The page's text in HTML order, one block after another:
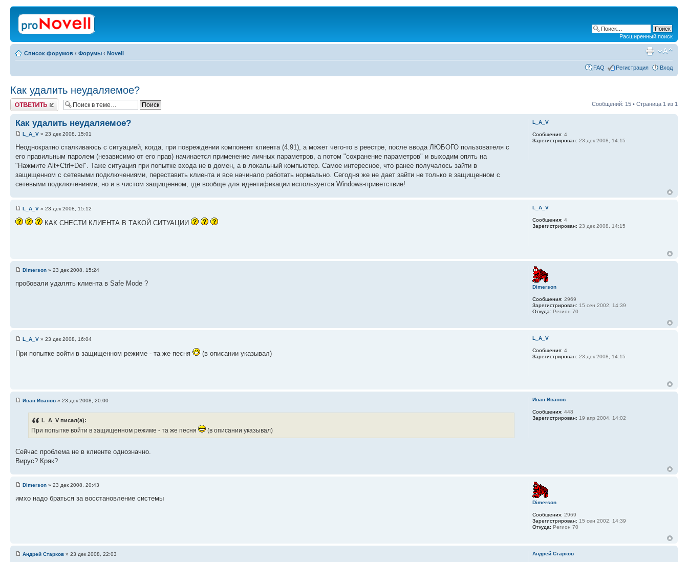
Расширенный поиск
Список форумов ‹ Форумы ‹ Novell
FAQ Регистрация Вход
Как удалить неудаляемое?
Ответить Сообщений: 15 • Страница 1 из 1
Как удалить неудаляемое?
L_A_V » 23 дек 2008, 15:01
Неоднократно сталкиваюсь с ситуацией, когда, при повреждении компонент клиента (4.91), а может чего-то в реестре, после ввода ЛЮБОГО пользователя с
его правильным паролем (независимо от его прав) начинается применение личных параметров, а потом "сохранение параметров" и выходим опять на
"Нажмите Alt+Ctrl+Del". Таже ситуация при попытке входа не в домен, а в локальный компьютер. Самое интересное, что ранее получалось зайти в
защищенном с сетевыми подключениями, переставить клиента и все начинало работать нормально. Сегодня же не дает зайти не только в защищенном с
сетевыми подключениями, но и в чистом защищенном, где вообще для идентификации используется Windows-приветствие!
L_A_V
Сообщения: 4
Зарегистрирован: 23 дек 2008, 14:15
L_A_V » 23 дек 2008, 15:12
КАК СНЕСТИ КЛИЕНТА В ТАКОЙ СИТУАЦИИ
L_A_V
Сообщения: 4
Зарегистрирован: 23 дек 2008, 14:15
Dimerson » 23 дек 2008, 15:24
пробовали удалять клиента в Safe Mode ? Dimerson
Сообщения: 2969
Зарегистрирован: 15 сен 2002, 14:39
Откуда: Регион 70
L_A_V » 23 дек 2008, 16:04
При попытке войти в защищенном режиме - та же песня (в описании указывал)
L_A_V
Сообщения: 4
Зарегистрирован: 23 дек 2008, 14:15
Иван Иванов » 23 дек 2008, 20:00
L_A_V писал(а):
При попытке войти в защищенном режиме - та же песня (в описании указывал)
Сейчас проблема не в клиенте однозначно.
Вирус? Кряк?
Иван Иванов
Сообщения: 448
Зарегистрирован: 19 апр 2004, 14:02
Dimerson » 23 дек 2008, 20:43
имхо надо браться за восстановление системы Dimerson
Сообщения: 2969
Зарегистрирован: 15 сен 2002, 14:39
Откуда: Регион 70
Андрей Старков » 23 дек 2008, 22:03 Андрей Старков